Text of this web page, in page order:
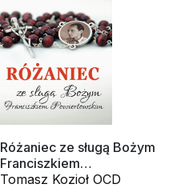
Różaniec ze sługą Bożym
Franciszkiem
Powiertowskim
Tomasz Kozioł OCD